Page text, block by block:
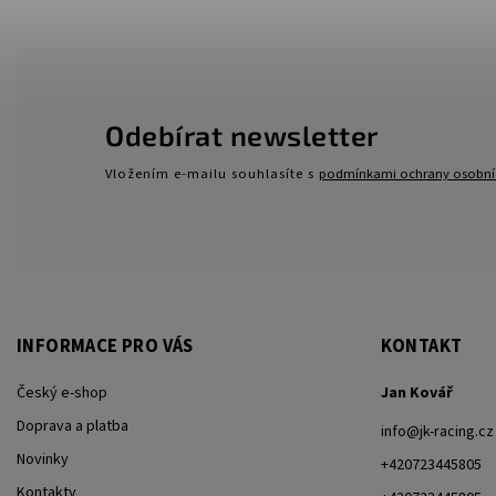
INFORMACE PRO VÁS
Český e-shop
Doprava a platba
Novinky
KONTAKT
Jan Kovář
info@jk-racing.cz
+420723445805
Odebírat newsletter
Vložením e-mailu souhlasíte s podmínkami ochrany